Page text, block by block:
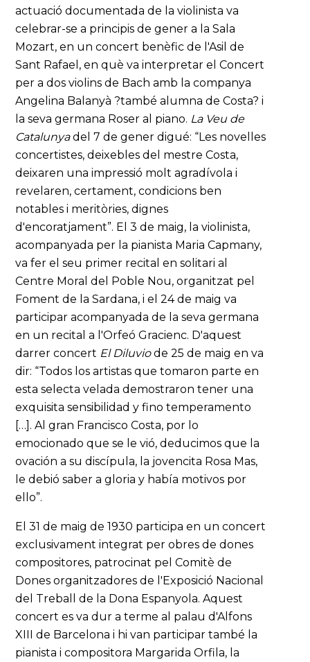
actuació documentada de la violinista va
celebrar-se a principis de gener a la Sala
Mozart, en un concert benèfic de l'Asil de
Sant Rafael, en què va interpretar el Concert
per a dos violins de Bach amb la companya
Angelina Balanyà ?també alumna de Costa? i
la seva germana Roser al piano. La Veu de
Catalunyadel 7 de gener digué: “Les novelles
concertistes, deixebles del mestre Costa,
deixaren una impressió molt agradívola i
revelaren, certament, condicions ben
notables i meritòries, dignes
d'encoratjament”. El 3 de maig, la violinista,
acompanyada per la pianista Maria Capmany,
va fer el seu primer recital en solitari al
Centre Moral del Poble Nou, organitzat pel
Foment de la Sardana, i el 24 de maig va
participar acompanyada de la seva germana
en un recital a l'Orfeó Gracienc. D'aquest
darrer concert El Diluviode 25 de maig en va
dir: “Todos los artistas que tomaron parte en
esta selecta velada demostraron tener una
exquisita sensibilidad y fino temperamento
[…]. Al gran Francisco Costa, por lo
emocionado que se le vió, deducimos que la
ovación a su discípula, la jovencita Rosa Mas,
le debió saber a gloria y había motivos por
ello”.
El 31 de maig de 1930 participa en un concert
exclusivament integrat per obres de dones
compositores, patrocinat pel Comitè de
Dones organitzadores de l'Exposició Nacional
del Treball de la Dona Espanyola. Aquest
concert es va dur a terme al palau d'Alfons
XIII de Barcelona i hi van participar també la
pianista i compositora Margarida Orfila, la